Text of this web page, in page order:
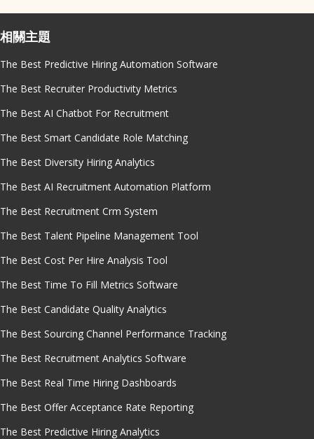
相關主題
The Best Predictive Hiring Automation Software
The Best Recruiter Productivity Metrics
The Best AI Chatbot For Recruitment
The Best Smart Candidate Role Matching
The Best Diversity Hiring Analytics
The Best AI Recruitment Automation Platform
The Best Recruitment Crm System
The Best Talent Pipeline Management Tool
The Best Cost Per Hire Analysis Tool
The Best Time To Fill Metrics Software
The Best Candidate Quality Analytics
The Best Sourcing Channel Performance Tracking
The Best Recruitment Analytics Software
The Best Real Time Hiring Dashboards
The Best Offer Acceptance Rate Reporting
The Best Predictive Hiring Analytics